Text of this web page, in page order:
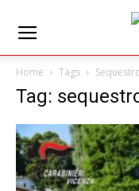
Home Tags
Tag: